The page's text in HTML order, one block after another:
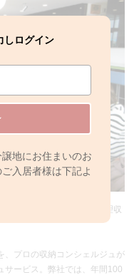
しログイン
地にお住まいのお
入居者様は下記よ
めまして交流会」＆「整理収
、プロの収納コンシェルジュが
サービス。弊社では、年間100